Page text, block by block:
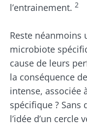
l’entrainement. 2
Reste néanmoins
microbiote
cause de leurs
la conséquence
intense, associée
spécifique ? Sans
l’idée d’un cercle